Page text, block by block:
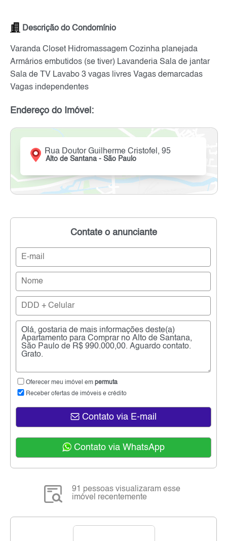
Descrição do Condomínio
Varanda Closet Hidromassagem Cozinha planejada
Armários embutidos (se tiver) Lavanderia Sala de jantar
Sala de TV Lavabo 3 vagas livres Vagas demarcadas
Vagas independentes
Endereço do Imóvel:
Rua Doutor Guilherme Cristofel, 95
Alto de Santana - São Paulo
Contate o anunciante
Oferecer meu imóvel em permuta
Receber ofertas de imóveis e crédito
Contato via E-mail
Contato via WhatsApp
91 pessoas visualizaram esse
imóvel recentemente